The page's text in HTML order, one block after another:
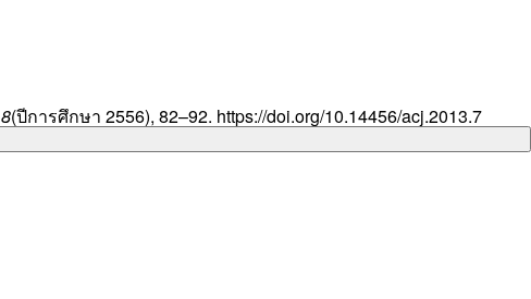
8(ปีการศึกษา 2556), 82–92. https://doi.org/10.14456/acj.2013.7